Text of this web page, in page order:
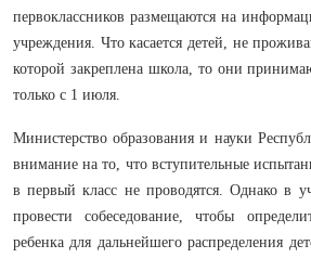
первоклассников размещаются на
учреждения. Что касается детей, не
которой закреплена школа, то они
только с 1 июля.
Министерство образования и науки
внимание на то, что вступительные
в первый класс не проводятся. Однако в
провести собеседование, чтобы
ребенка для дальнейшего распределения